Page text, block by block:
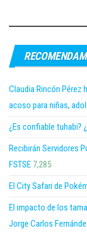
Claudia Rincón Pérez
acoso para niñas,
¿Es confiable tuhabi?
Recibirán Servidores
FSTSE 7,285
El City Safari de
El impacto de los
Jorge Carlos